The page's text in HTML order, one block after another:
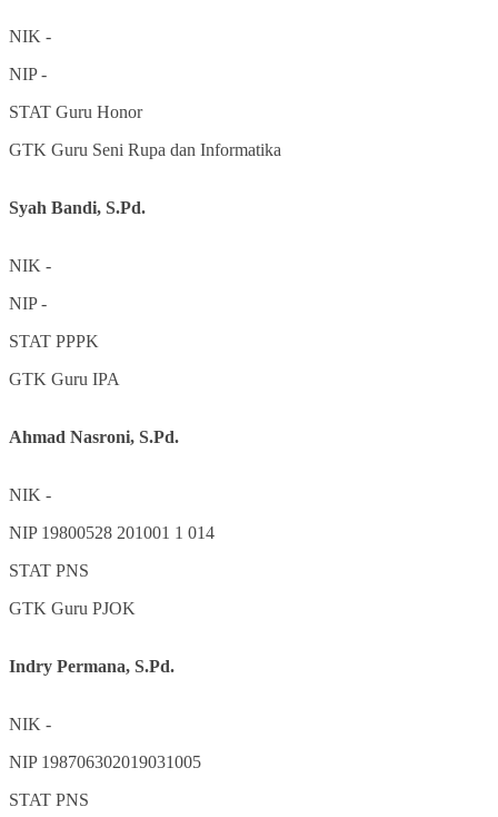
NIK -
NIP-
STAT Guru Honor
GTK Guru Seni Rupa dan Informatika
Syah Bandi, S.Pd.
NIK -
NIP-
STAT PPPK
GTK Guru IPA
Ahmad Nasroni, S.Pd.
NIK -
NIP 19800528 201001 1 014
STAT PNS
GTK Guru PJOK
Indry Permana, S.Pd.
NIK -
NIP 198706302019031005
STAT PNS